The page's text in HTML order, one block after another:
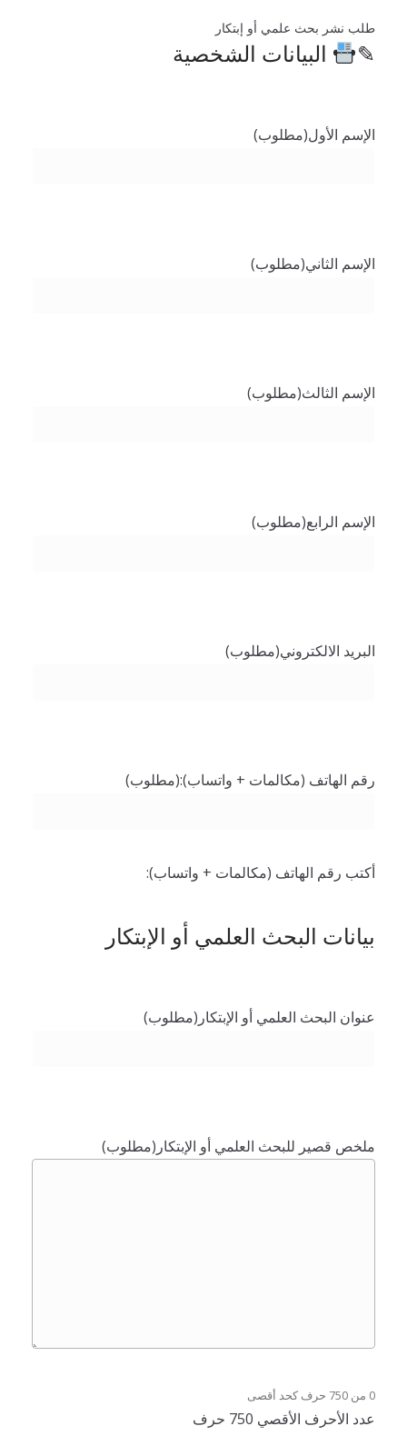
طلب نشر بحث علمي أو إبتكار
✎ البيانات الشخصية
الإسم الأول(مطلوب)
الإسم الثاني(مطلوب)
الإسم الثالث(مطلوب)
الإسم الرابع(مطلوب)
البريد الالكتروني(مطلوب)
رقم الهاتف (مكالمات + واتساب):(مطلوب)
أكتب رقم الهاتف (مكالمات + واتساب):
بيانات البحث العلمي أو الإبتكار
عنوان البحث العلمي أو الإبتكار (مطلوب)
ملخص قصير للبحث العلمي أو الإبتكار (مطلوب)
0 من 750 حرف كحد أقصى
عدد الأحرف الأقصي 750 حرف